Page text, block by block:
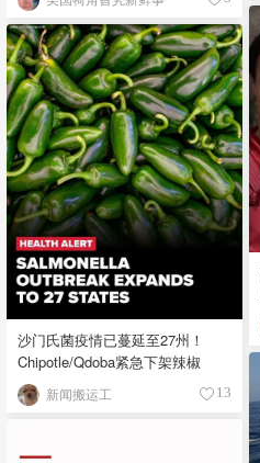
沙门氏菌疫情已蔓延至27州！
Chipotle/Qdoba紧急下架辣椒
新闻搬运工 13